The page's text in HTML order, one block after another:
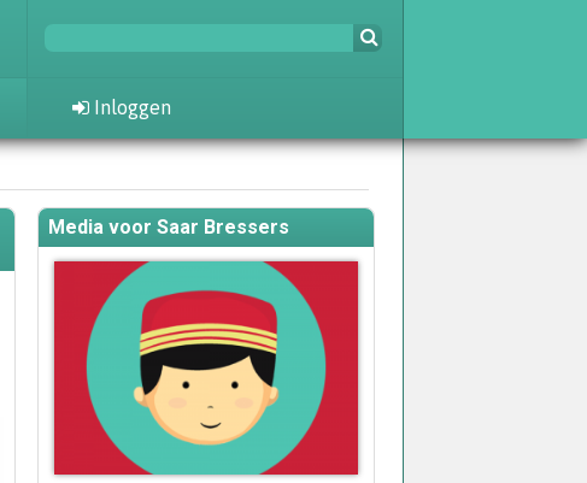
Inloggen
Media voor Saar Bressers